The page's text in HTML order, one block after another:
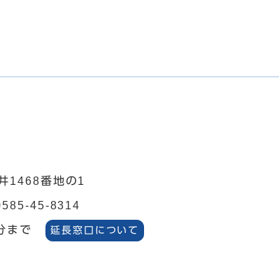
1468番地の1
45-8314
まで 延長窓口について